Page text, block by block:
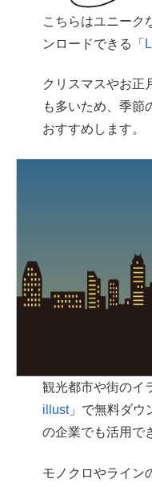
こちらはユニーク
ンロードできる「
クリスマスやお正
も多いため、季節
おすすめします。
観光都市や街のイ
illust」で無料ダウ
の企業でも活用で
モノクロやライン